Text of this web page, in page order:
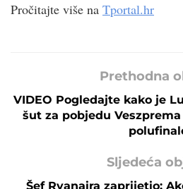
Pročitajte više na Tportal.hr
Prethodna
VIDEO Pogledajte kako je
šut za pobjedu
Sljedeća
Šef Ryanaira zaprijetio: